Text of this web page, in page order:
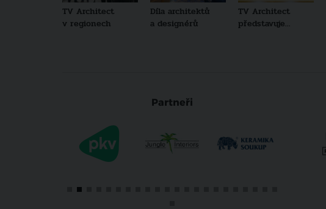
TV Architect
v regionech
Díla architektů
a designérů
TV Architect
představuje...
Partneři